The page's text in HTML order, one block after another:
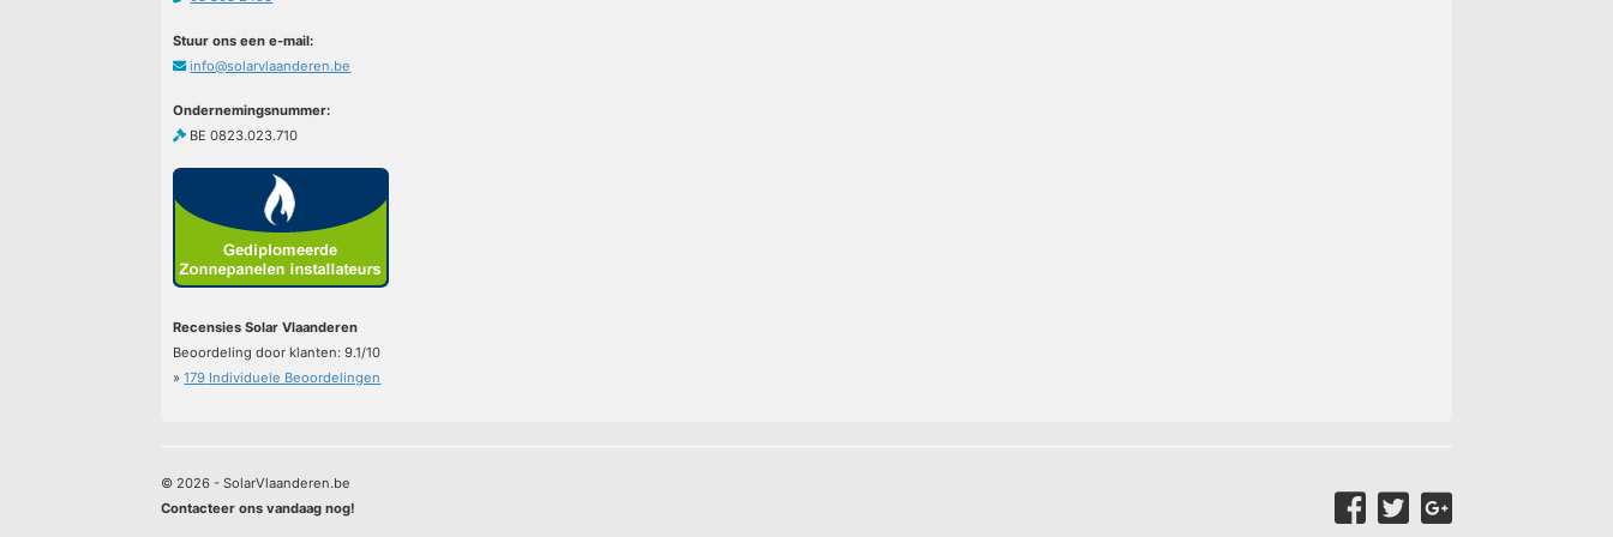
Stuur ons een e-mail:
info@solarvlaanderen.be
Ondernemingsnummer:
BE 0823.023.710
Recensies Solar Vlaanderen
Beoordeling door klanten:9.1/10
»179 Individuele Beoordelingen
© 2026 - SolarVlaanderen.be
Contacteer ons vandaag nog!